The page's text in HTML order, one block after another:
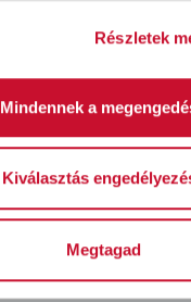
Részletek
Mindennek a
Kiválasztás
Megtagad